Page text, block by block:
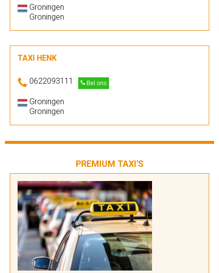
Groningen
Groningen
TAXI HENK
0622093111 Bel ons
Groningen
Groningen
PREMIUM TAXI'S